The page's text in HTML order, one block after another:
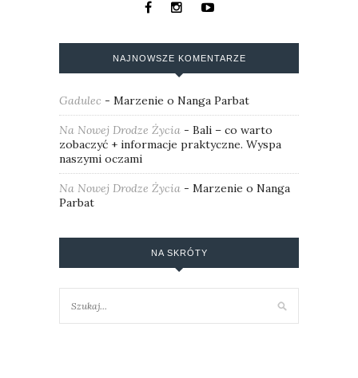
NAJNOWSZE KOMENTARZE
Gadulec - Marzenie o Nanga Parbat
Na Nowej Drodze Życia - Bali – co warto
zobaczyć + informacje praktyczne. Wyspa
naszymi oczami
Na Nowej Drodze Życia - Marzenie o Nanga
Parbat
NA SKRÓTY